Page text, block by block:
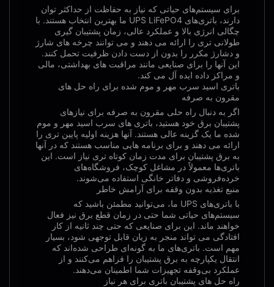
برای سیستم‌های حیاتی که نیاز به حفاظت از حداکثر توان
دارند، باتری‌های UPS LiFePO4 ما بهترین انتخاب هستند. با
چگالی انرژی بالا و عملکرد عالی، زمان پشتیبان گیری
طولانی تری را ارائه می دهند و می توانند چرخه های شارژ
و دشارژ مکرر را بدون از دست دادن ظرفیت تحمل کنند.
این آنها را برای صنایعی مانند مراقبت های بهداشتی، مالی
و مراکز داده ایده آل می کند.
باتری اسید سرب مهر و موم شده برای راه حل های
مقرون به صرفه
اگر به دنبال راه حلی مقرون به صرفه برای نیازهای
پشتیبان برق خود هستید، باتری های سرب اسید مهر و موم
شده ما یک گزینه عالی هستند. آنها هزینه اولیه پایین تری را
ارائه می دهند و برای برنامه هایی مناسب هستند که در آنها
به برق پشتیبان برای مدت زمان کوتاه تری نیاز است. این
باتری‌ها معمولاً در مشاغل کوچک، فروشگاه‌های
خرده‌فروشی و دفاتر خانگی استفاده می‌شوند.
منبع تغذیه بدون وقفه برای آرامش خاطر
با باتری‌های UPS ما، می‌توانید مطمئن باشید که
سیستم‌های حیاتی شما حتی در زمان قطع برق نیز فعال
خواهند ماند. این برای صنایعی که حتی چند ثانیه از کار
افتادگی می تواند منجر به زیان قابل توجهی شود، بسیار
مهم است. باتری‌های ما به گونه‌ای طراحی شده‌اند که
انتقال یکپارچه به برق پشتیبان را فراهم می‌کنند و از
عملکرد بی‌وقفه تجهیزات شما اطمینان می‌دهند.
راه حل های پشتیبان باتری برای هر نیاز